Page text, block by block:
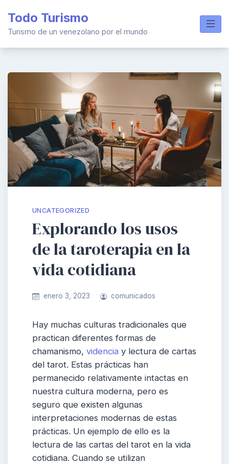
content
Todo Turismo
Turismo de un venezolano por el mundo
UNCATEGORIZED
Explorando los usos
de la taroterapia en la
vida cotidiana
enero 3, 2023 comunicados
Hay muchas culturas tradicionales que
practican diferentes formas de
chamanismo, videncia y lectura de cartas
del tarot. Estas prácticas han
permanecido relativamente intactas en
nuestra cultura moderna, pero es
seguro que existen algunas
interpretaciones modernas de estas
prácticas. Un ejemplo de ello es la
lectura de las cartas del tarot en la vida
cotidiana. Cuando se utilizan